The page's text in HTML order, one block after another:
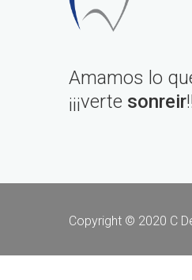
Amamos lo
¡¡¡verte sonreir
Copyright © 2020 C